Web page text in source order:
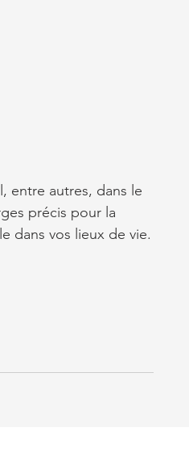
entre autres, dans le
précis pour la
dans vos lieux de vie.